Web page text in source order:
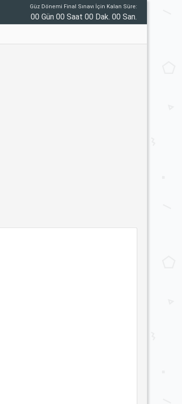
Güz Dönemi Final Sınavı İçin Kalan Süre:
00 Gün 00 Saat 00 Dak. 00 San.